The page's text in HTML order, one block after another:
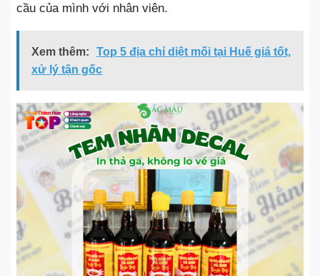
cầu của mình với nhân viên.
Xem thêm:
Top 5 địa chỉ diệt mối tại Huế giá tốt,
xử lý tận gốc